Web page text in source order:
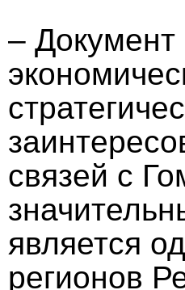
– Документ
связей с
является
регионов